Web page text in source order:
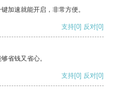
加速就能开启，非常方便。
支持[0] 反对[0]
省钱又省心。
支持[0] 反对[0]